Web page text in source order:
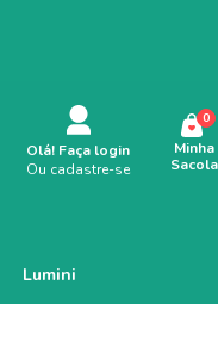
Olá! Faça login
Ou cadastre-se
Minha
Sacola
0
Lumini